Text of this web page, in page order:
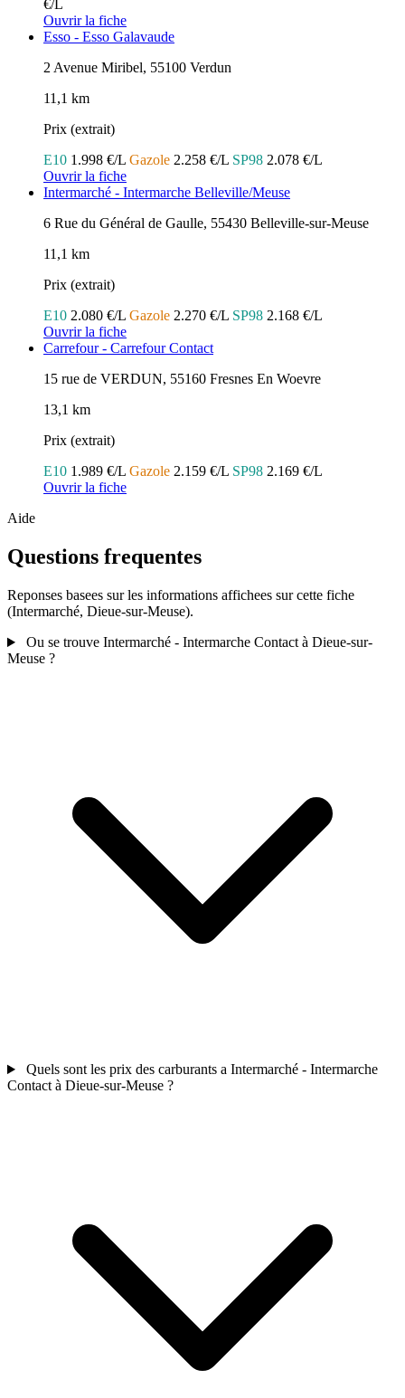
€/L
Ouvrir la fiche
Esso - Esso Galavaude
2 Avenue Miribel, 55100 Verdun
11,1 km
Prix (extrait)
E10 1.998 €/L Gazole 2.258 €/L SP98 2.078 €/L
Ouvrir la fiche
Intermarché - Intermarche Belleville/Meuse
6 Rue du Général de Gaulle, 55430 Belleville-sur-Meuse
11,1 km
Prix (extrait)
E10 2.080 €/L Gazole 2.270 €/L SP98 2.168 €/L
Ouvrir la fiche
Carrefour - Carrefour Contact
15 rue de VERDUN, 55160 Fresnes En Woevre
13,1 km
Prix (extrait)
E10 1.989 €/L Gazole 2.159 €/L SP98 2.169 €/L
Ouvrir la fiche
Aide
Questions frequentes
Reponses basees sur les informations affichees sur cette fiche
(Intermarché, Dieue-sur-Meuse).
Ou se trouve Intermarché - Intermarche Contact à Dieue-sur-
Meuse ?
Quels sont les prix des carburants a Intermarché - Intermarche
Contact à Dieue-sur-Meuse ?